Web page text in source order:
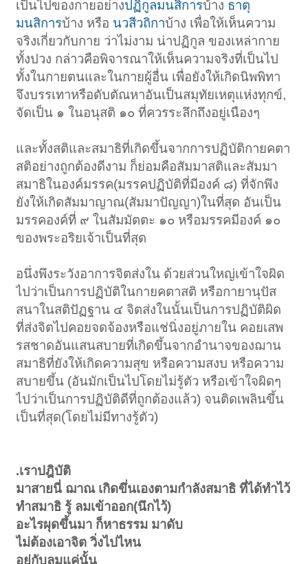
เป็นไปของกายอย่างปฏิกูลมนสิการบ้าง ธาตุ
มนสิการบ้าง หรือ นวสีวถิกาบ้าง เพื่อให้เห็นความ
จริงเกี่ยวกับกาย ว่าไม่งาม น่าปฏิกูล ของเหล่ากาย
ทั้งปวง กล่าวคือพิจารณาให้เห็นความจริงที่เป็นไป
ทั้งในกายตนและในกายผู้อื่น เพื่อยังให้เกิดนิพพิทา
จึงบรรเทาหรือดับตัณหาอันเป็นสมุทัยเหตุแห่งทุกข์,
จัดเป็น ๑ ในอนุสติ ๑๐ ที่ควรระลึกถึงอยู่เนืองๆ
และทั้งสติและสมาธิที่เกิดขึ้นจากการปฏิบัติกายคตา
สติอย่างถูกต้องดีงาม ก็ย่อมคือสัมมาสติและสัมมา
สมาธิในองค์มรรค(มรรคปฏิบัติที่มีองค์ ๘) ที่จักพึง
ยังให้เกิดสัมมาญาณ(สัมมาปัญญา)ในที่สุด อันเป็น
มรรคองค์ที่ ๙ ในสัมมัตตะ ๑๐ หรือมรรคมีองค์ ๑๐
ของพระอริยเจ้าเป็นที่สุด
อนึ่งพึงระวังอาการจิตส่งใน ด้วยส่วนใหญ่เข้าใจผิด
ไปว่าเป็นการปฏิบัติในกายคตาสติ หรือกายานุปัส
สนาในสติปัฏฐาน ๔ จิตส่งในนั้นเป็นการปฏิบัติผิด
ที่ส่งจิตไปคอยจดจ้องหรือแช่นิ่งอยู่ภายใน คอยเสพ
รสชาดอันแสนสบายที่เกิดขึ้นจากอำนาจของฌาน
สมาธิที่ยังให้เกิดความสุข หรือความสงบ หรือความ
สบายขึ้น (อันมักเป็นไปโดยไม่รู้ตัว หรือเข้าใจผิดๆ
ไปว่าเป็นการปฏิบัติดีที่ถูกต้องแล้ว) จนติดเพลินขึ้น
เป็นที่สุด(โดยไม่มีทางรู้ตัว)
.เราปฎิบัติ
มาสายนี่ ฌาณ เกิดขึ่นเองตามกำลังสมาธิ ที่ได้ทำไว้
ทำสมาธิ รู้ ลมเข้าออก(นึกไว้)
อะไรผุดขึ้นมา ก็หาธรรม มาดับ
ไม่ต้องเอาจิต วิ่งไปไหน
อยู่กับลมแค่นั้น